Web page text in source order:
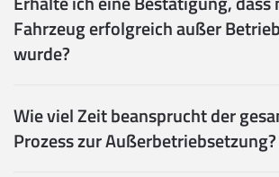
Fahrzeug erfolgreich außer
wurde?
Wie viel Zeit beansprucht der
Prozess zur Außerbetriebsetzung?